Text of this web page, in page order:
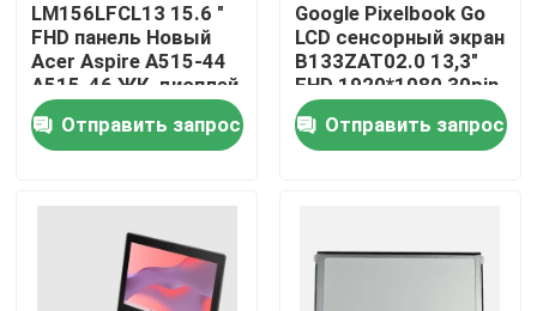
Дом
LM156LFCL13 15.6 "
FHD панель Новый
Acer Aspire A515-44
A515-46 ЖК-дисплей
Отправить запрос
Google Pixelbook Go
LCD сенсорный экран
B133ZAT02.0 13,3"
FHD 1920*1080 30pin
Замена панели
Chromebook
Отправить запрос